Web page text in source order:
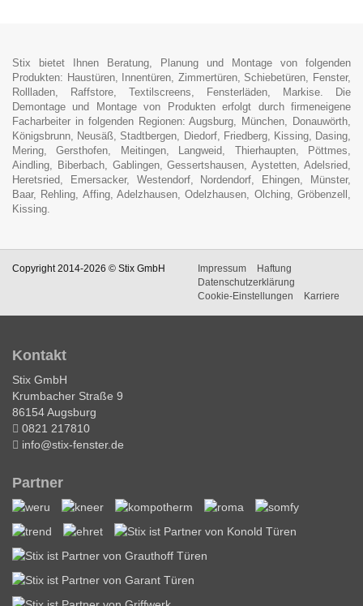
Stix bietet Ihnen Beratung, Planung und Montage von folgenden
Produkten: Haustüren, Innentüren, Zimmertüren, Schiebetüren, Fenster,
Rollladen, Raffstore, Textilscreens, Fensterläden, Markise. Die
Demontage und Montage von Produkten erfolgt durch firmeneigene
Facharbeiter in folgenden Regionen: Augsburg, München, Donauwörth,
Königsbrunn, Neusäß, Stadtbergen, Diedorf, Friedberg, Kissing, Dasing,
Mering, Gersthofen, Meitingen, Langweid, Thierhaupten, Pöttmes,
Aindling, Biberbach, Gablingen, Gessertshausen, Aystetten, Adelsried,
Heretsried, Emersacker, Westendorf, Nordendorf, Ehingen, Münster,
Baar, Rehling, Affing, Adelzhausen, Odelzhausen, Olching, Gröbenzell,
Kissing.
Copyright 2014-2026 © Stix GmbH Impressum
Haftung
Datenschutzerklärung
Cookie-Einstellungen
Karriere
Kontakt
Stix GmbH
Krumbacher Straße 9
86154 Augsburg
0821 217810
info@stix-fenster.de
Partner